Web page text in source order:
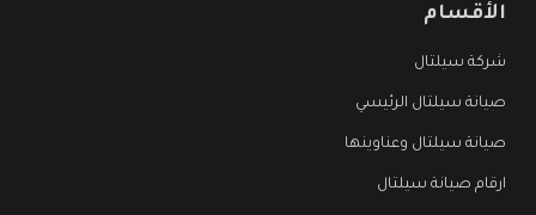
الأقسام
شركة سيلتال
صيانة سيلتال الرئيسي
صيانة سيلتال وعناوينها
ارقام صيانة سيلتال